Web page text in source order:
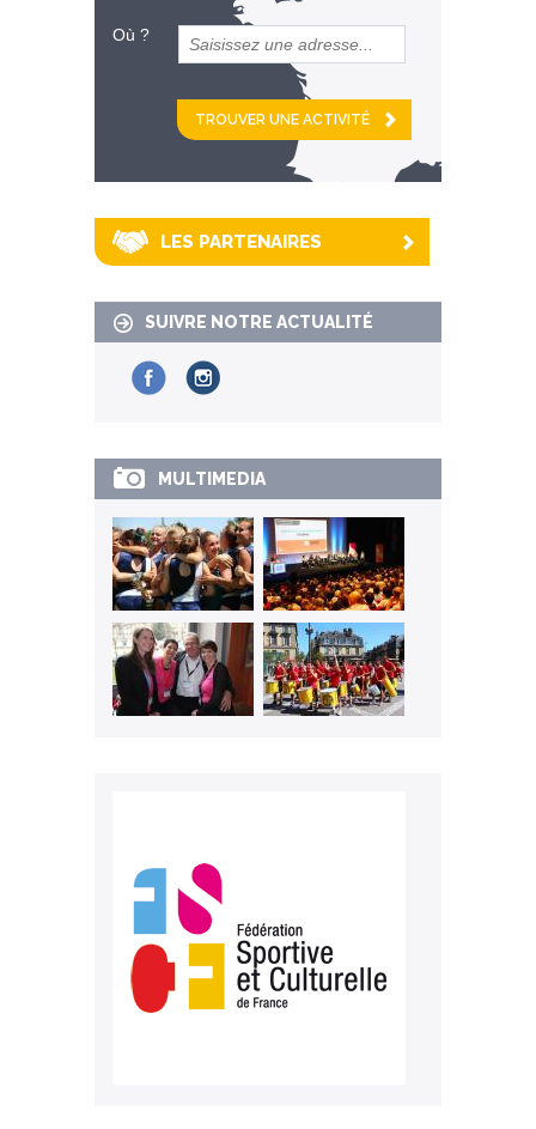
Où ?
et
km alentour
LES PARTENAIRES
SUIVRE NOTRE ACTUALITÉ
MULTIMEDIA